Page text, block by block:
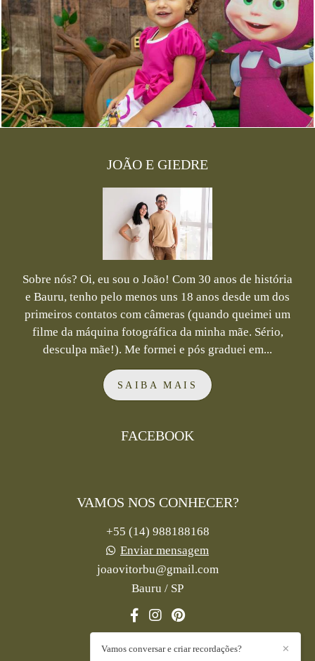
1896 0
JOÃO E GIEDRE
Sobre nós? Oi, eu sou o João! Com 30 anos de história
e Bauru, tenho pelo menos uns 18 anos desde um dos
primeiros contatos com câmeras (quando queimei um
filme da máquina fotográfica da minha mãe. Sério,
desculpa mãe!). Me formei e pós graduei em...
SAIBA MAIS
FACEBOOK
VAMOS NOS CONHECER?
+55 (14) 988188168
Enviar mensagem
joaovitorbu@gmail.com
Bauru / SP
✕
Vamos conversar e criar recordações?